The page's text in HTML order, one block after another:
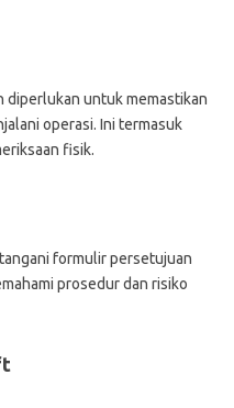
diperlukan untuk memastikan
operasi. Ini termasuk
fisik.
formulir persetujuan
prosedur dan risiko